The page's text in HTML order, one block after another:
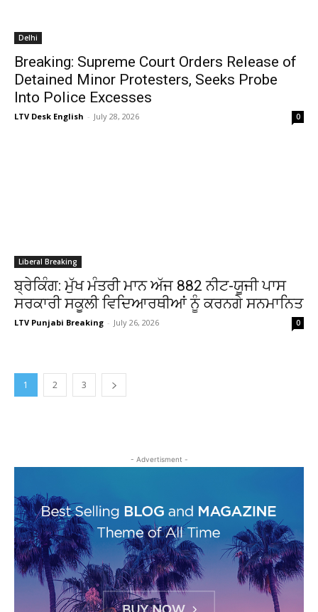
Delhi
Breaking: Supreme Court Orders Release of
Detained Minor Protesters, Seeks Probe
Into Police Excesses
LTV Desk English - July 28, 2026 0
Liberal Breaking
ਬ੍ਰੇਕਿੰਗ: ਮੁੱਖ ਮੰਤਰੀ ਮਾਨ ਅੱਜ 882 ਨੀਟ-ਯੂਜੀ ਪਾਸ
ਸਰਕਾਰੀ ਸਕੂਲੀ ਵਿਦਿਆਰਥੀਆਂ ਨੂੰ ਕਰਨਗੇ ਸਨਮਾਨਿਤ
LTV Punjabi Breaking - July 26, 2026 0
1 2 3
- Advertisment -